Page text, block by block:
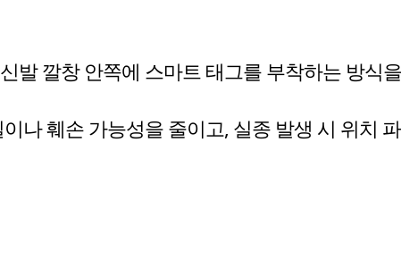
발 깔창 안쪽에 스마트 태그를 부착하는 방식
나 훼손 가능성을 줄이고, 실종 발생 시 위치